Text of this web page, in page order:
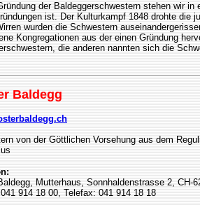
der Baldeggerschwestern stehen wir in
ist. Der Kulturkampf 1848 drohte die
wurden die Schwestern
Kongregationen aus der einen Gründung
die anderen nannten sich die
Baldegg
von der Göttlichen Vorsehung aus dem
Mutterhaus, Sonnhaldenstrasse 2, CH-
914 18 00, Telefax: 041 914 18 18